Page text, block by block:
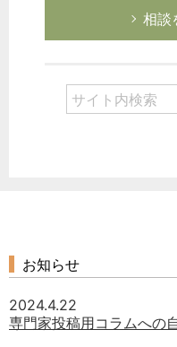
相談
お知らせ
2024.4.22
専門家投稿用コラムへの